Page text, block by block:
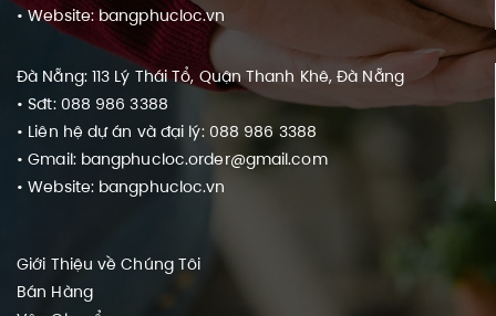
• Website: bangphucloc.vn
Đà Nẵng: 113 Lý Thái Tổ, Quận Thanh Khê, Đà Nẵng
• Sđt: 088 986 3388
• Liên hệ dự án và đại lý: 088 986 3388
• Gmail: bangphucloc.order@gmail.com
• Website: bangphucloc.vn
Giới Thiệu về Chúng Tôi
Bán Hàng